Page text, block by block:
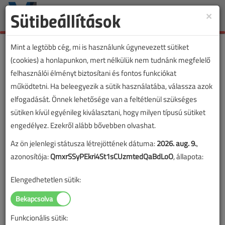
Toggle
×
Sütibeállítások
Mint a legtöbb cég, mi is használunk úgynevezett sütiket
(cookies) a honlapunkon, mert nélkülük nem tudnánk megfelelő
felhasználói élményt biztosítani és fontos funkciókat
működtetni. Ha beleegyezik a sütik használatába, válassza azok
elfogadását. Önnek lehetősége van a feltétlenül szükséges
sütiken kívül egyénileg kiválasztani, hogy milyen típusú sütiket
engedélyez. Ezekről alább bővebben olvashat.
Az ön jelenlegi státusza létrejöttének dátuma:2026. aug. 9.,
azonosítója:QmxrSSyPEkri4St1sCUzmtedQaBdLoO, állapota:
Elengedhetetlen sütik:
Funkcionális sütik: